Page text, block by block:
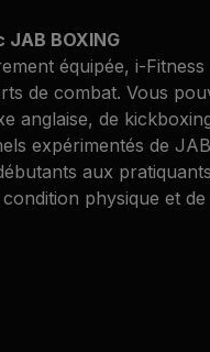
BOXING
équipée, i-
de combat. Vous
anglaise, de
expérimentés de
aux
physique et